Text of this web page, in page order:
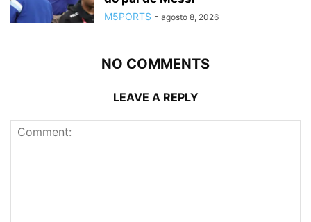
M5PORTS - agosto 8, 2026
NO COMMENTS
LEAVE A REPLY